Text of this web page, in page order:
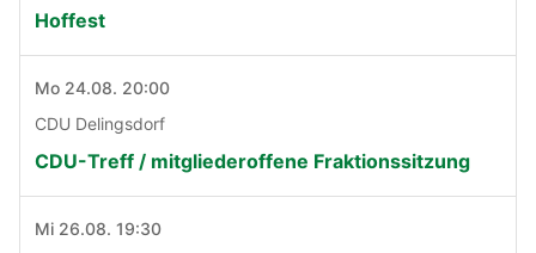
Hoffest
Mo 24.08. 20:00
CDU Delingsdorf
CDU-Treff / mitgliederoffene Fraktionssitzung
Mi 26.08. 19:30